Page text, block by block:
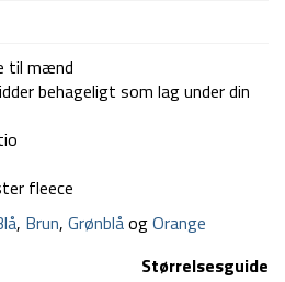
til mænd
behageligt som lag under din
fleece
, Brun, GrønblåogOrange
Størrelsesguide